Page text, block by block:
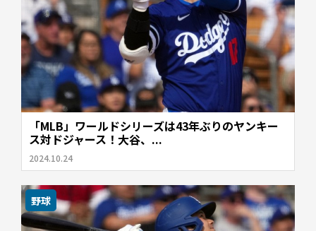
「MLB」ワールドシリーズは43年ぶりのヤンキー
ス対ドジャース！大谷、...
2024.10.24
野球